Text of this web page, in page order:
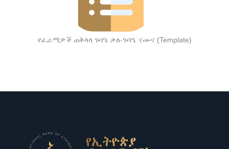
የፈራሚዎች ጠቅላላ ጉባዔ ቃለ-ጉባዔ ናሙና (Template)